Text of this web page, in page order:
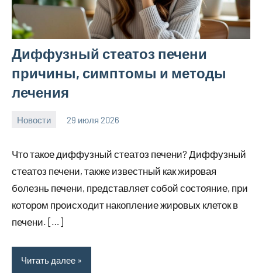
Диффузный стеатоз печени
причины, симптомы и методы
лечения
Новости 29 июля 2026
Что такое диффузный стеатоз печени? Диффузный
стеатоз печени, также известный как жировая
болезнь печени, представляет собой состояние, при
котором происходит накопление жировых клеток в
печени. […]
Читать далее